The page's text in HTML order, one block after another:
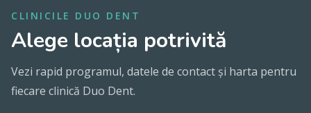
CLINICILE DUO DENT
Alege locația potrivită
Vezi rapid programul, datele de contact și harta pentru
fiecare clinică Duo Dent.